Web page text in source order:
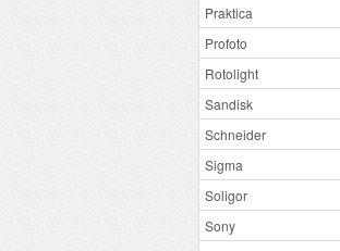
Praktica
Profoto
Rotolight
Sandisk
Schneider
Sigma
Soligor
Sony